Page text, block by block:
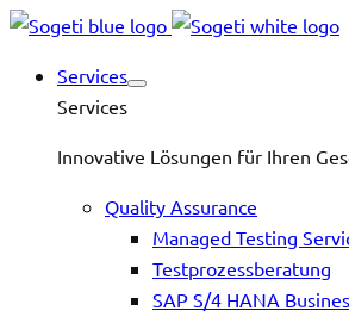
Services
Services
Innovative Lösungen für Ihren
Quality Assurance
Managed Testing
Testprozessberatung
SAP S/4 HANA